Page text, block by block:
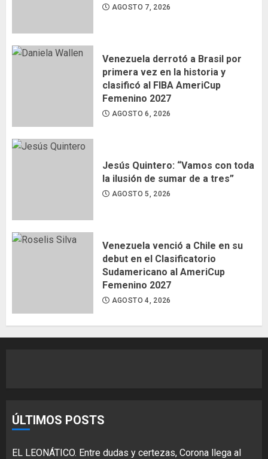
AGOSTO 7, 2026
Venezuela derrotó a Brasil por
primera vez en la historia y
clasificó al FIBA AmeriCup
Femenino 2027
AGOSTO 6, 2026
Jesús Quintero: “Vamos con toda
la ilusión de sumar de a tres”
AGOSTO 5, 2026
Venezuela venció a Chile en su
debut en el Clasificatorio
Sudamericano al AmeriCup
Femenino 2027
AGOSTO 4, 2026
ÚLTIMOS POSTS
EL LEONÁTICO. Entre dudas y certezas, Corona llega al